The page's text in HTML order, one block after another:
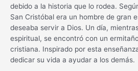
debido a la historia que lo rodea.
San Cristóbal era un hombre de gran
deseaba servir a Dios. Un día,
espiritual, se encontró con un
cristiana. Inspirado por esta
dedicar su vida a ayudar a los demás.